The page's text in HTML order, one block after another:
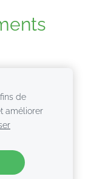
de
améliorer